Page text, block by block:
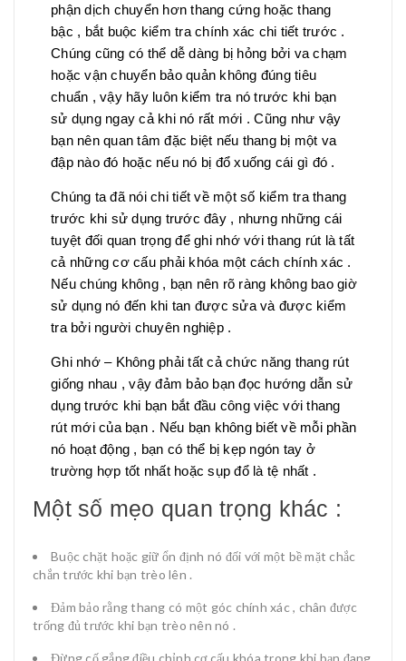
phận dịch chuyển hơn thang cứng hoặc thang
bậc , bắt buộc kiểm tra chính xác chi tiết trước .
Chúng cũng có thể dễ dàng bị hỏng bởi va chạm
hoặc vận chuyển bảo quản không đúng tiêu
chuẩn , vậy hãy luôn kiểm tra nó trước khi bạn
sử dụng ngay cả khi nó rất mới . Cũng như vậy
bạn nên quan tâm đặc biệt nếu thang bị một va
đập nào đó hoặc nếu nó bị đổ xuống cái gì đó .
Chúng ta đã nói chi tiết về một số kiểm tra thang
trước khi sử dụng trước đây , nhưng những cái
tuyệt đối quan trọng để ghi nhớ với thang rút là tất
cả những cơ cấu phải khóa một cách chính xác .
Nếu chúng không , bạn nên rõ ràng không bao giờ
sử dụng nó đến khi tan được sửa và được kiểm
tra bởi người chuyên nghiệp .
Ghi nhớ – Không phải tất cả chức năng thang rút
giống nhau , vậy đảm bảo bạn đọc hướng dẫn sử
dụng trước khi bạn bắt đầu công việc với thang
rút mới của bạn . Nếu bạn không biết về mỗi phần
nó hoạt động , bạn có thể bị kẹp ngón tay ở
trường hợp tốt nhất hoặc sụp đổ là tệ nhất .
Một số mẹo quan trọng khác :
Buộc chặt hoặc giữ ổn định nó đối với một bề mặt chắc
chắn trước khi bạn trèo lên .
Đảm bảo rằng thang có một góc chính xác , chân được
trống đủ trước khi bạn trèo nên nó .
Đừng cố gắng điều chỉnh cơ cấu khóa trong khi bạn đang